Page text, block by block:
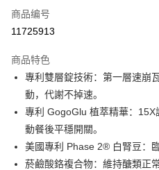
Apple Pay
悠遊付
Google Pay
Plus PAY
AFTEE先享后付
相关说明
商品编号
11725913
商品特色
專利雙層錠技術：第一層速崩
動，代謝不掉速。
專利 GogoGlu 植萃精華：
動餐後平穩開關。
美國專利 Phase 2® 白腎豆：
菸鹼酸鉻複合物：維持醣類正常